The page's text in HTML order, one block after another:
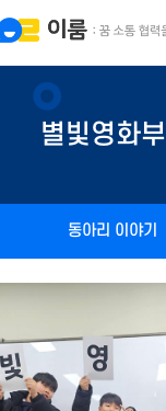
별빛영화부
동아리 이야기